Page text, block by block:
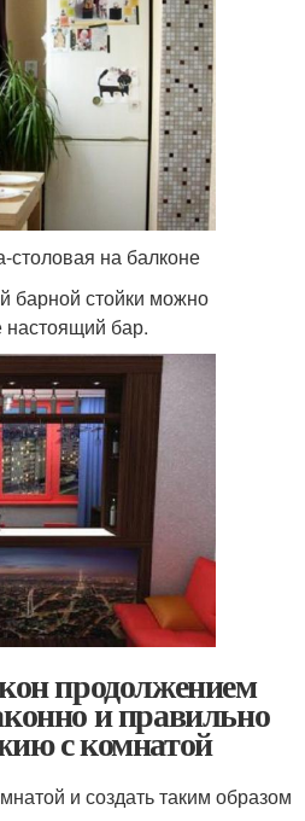
столовая на балконе
барной стойки можно
настоящий бар.
продолжением
и правильно
с комнатой
и создать таким образом